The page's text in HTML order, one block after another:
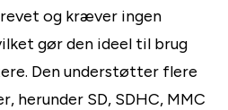
og kræver ingen
gør den ideel til brug
Den understøtter flere
herunder SD, SDHC, MMC